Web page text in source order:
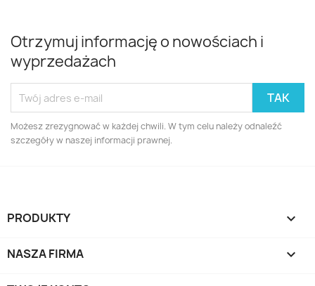
Otrzymuj informację o nowościach i
wyprzedażach
Możesz zrezygnować w każdej chwili. W tym celu należy odnaleźć
szczegóły w naszej informacji prawnej.
PRODUKTY 
NASZA FIRMA 